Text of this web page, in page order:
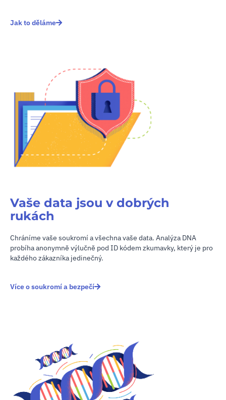
Jak to děláme
Vaše data jsou v dobrých
rukách
Chráníme vaše soukromí a všechna vaše data. Analýza DNA
probíha anonymně výlučně pod ID kódem zkumavky, který je pro
každého zákazníka jedinečný.
Více o soukromí a bezpečí